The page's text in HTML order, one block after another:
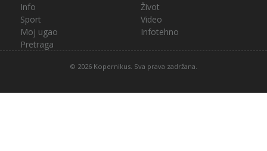
Info
Život
Sport
Video
Moj ugao
Infotehno
Pretraga
© 2026 Kopernikus. Sva prava zadržana.